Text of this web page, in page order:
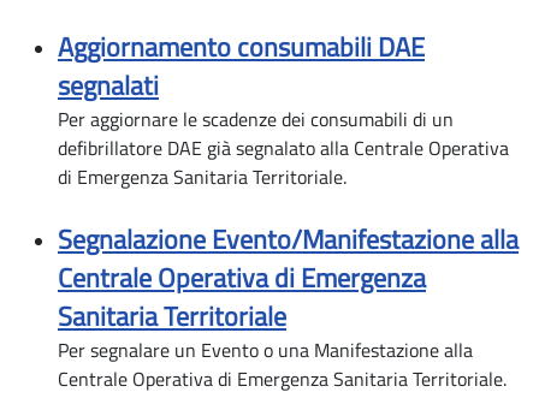
Aggiornamento consumabili DAE
segnalati
Per aggiornare le scadenze dei consumabili di un
defibrillatore DAE già segnalato alla Centrale Operativa
di Emergenza Sanitaria Territoriale.
Segnalazione Evento/Manifestazione alla
Centrale Operativa di Emergenza
Sanitaria Territoriale
Per segnalare un Evento o una Manifestazione alla
Centrale Operativa di Emergenza Sanitaria Territoriale.